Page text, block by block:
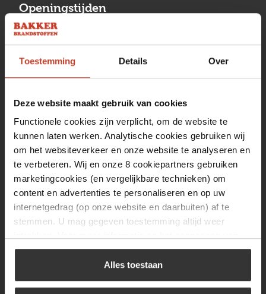
Toestemming Details Over
Deze website maakt gebruik van cookies
Functionele cookies zijn verplicht, om de website te
kunnen laten werken. Analytische cookies gebruiken wij
om het websiteverkeer en onze website te analyseren en
te verbeteren. Wij en onze 8 cookiepartners gebruiken
marketingcookies (en vergelijkbare technieken) om
content en advertenties te personaliseren en op uw
internetgedrag (op onze website en daarbuiten) af te
stemmen. U mag gegeven toestemming altijd weer
uw keuze op onze website verwijzen wij u naar ons
Alles toestaan
Openingstijden
Maandag
13:00 tot 17:00
Dinsdag
08:00 tot 17:00
08:00 tot 17:00
Vrijdag
08:00 tot 17:00
Zaterdag
09:30 tot 12:00
Zondag
Gesloten
Navigatie
BBQ
Kamperen